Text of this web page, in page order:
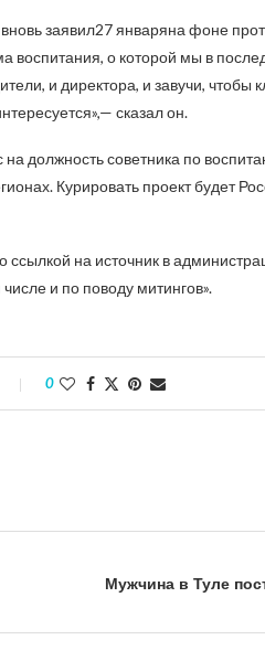
заявил27 январяна фоне
воспитания, о которой мы в
и директора, и завучи, чтобы
сказал он.
должность советника по
Курировать проект будет
на источник в
и по поводу митингов».
0
Мужчина в Туле